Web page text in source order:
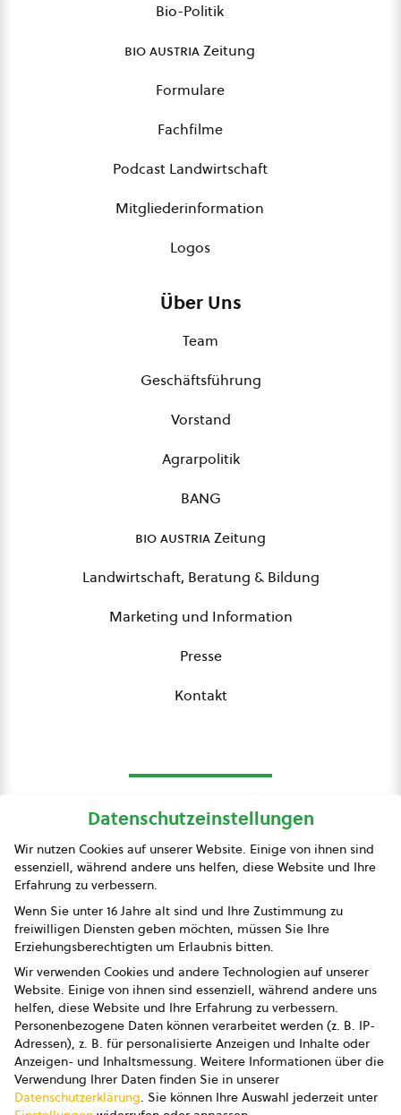
Bio-Politik
bio austriaZeitung
Formulare
Fachfilme
Podcast Landwirtschaft
Mitgliederinformation
Logos
Über Uns
Team
Geschäftsführung
Vorstand
Agrarpolitik
BANG
bio austriaZeitung
Landwirtschaft, Beratung & Bildung
Marketing und Information
Presse
Kontakt
Presse
Impressum
Datenschutz
AGB
AGB Marketing GmbH
AGB Bildung
Newsletter
Datenschutzeinstellungen
Wir nutzen Cookies auf unserer Website. Einige von ihnen sind
essenziell, während andere uns helfen, diese Website und Ihre
Erfahrung zu verbessern.
Wenn Sie unter 16 Jahre alt sind und Ihre Zustimmung zu
freiwilligen Diensten geben möchten, müssen Sie Ihre
Erziehungsberechtigten um Erlaubnis bitten.
Wir verwenden Cookies und andere Technologien auf unserer
Website. Einige von ihnen sind essenziell, während andere uns
helfen, diese Website und Ihre Erfahrung zu verbessern.
Personenbezogene Daten können verarbeitet werden (z. B. IP-
Adressen), z. B. für personalisierte Anzeigen und Inhalte oder
Anzeigen- und Inhaltsmessung. Weitere Informationen über die
Verwendung Ihrer Daten finden Sie in unserer
Datenschutzerklärung. Sie können Ihre Auswahl jederzeit unter